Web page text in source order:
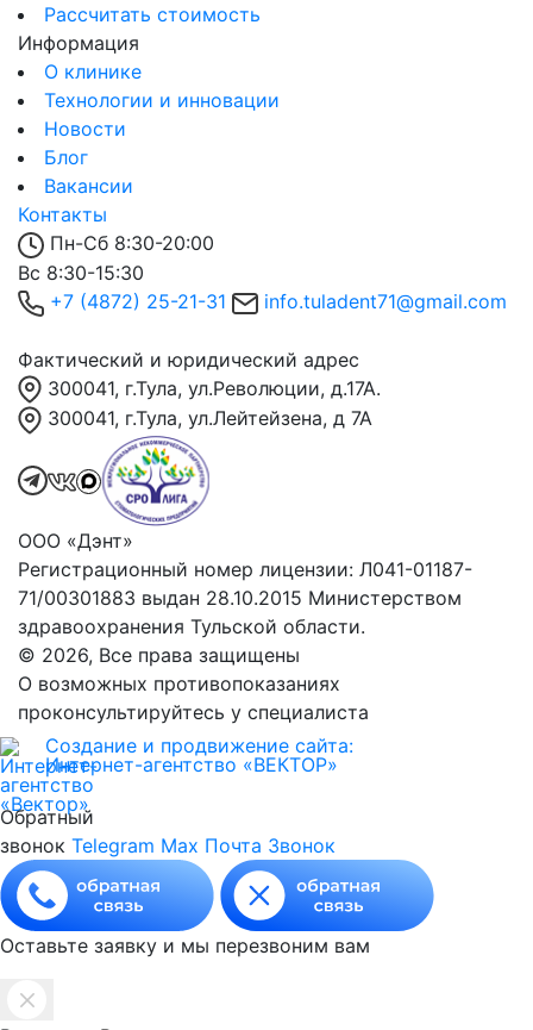
Рассчитать стоимость
Информация
О клинике
Технологии и инновации
Новости
Блог
Вакансии
Контакты
Пн-Сб 8:30-20:00
Вс 8:30-15:30
+7 (4872) 25-21-31
info.tuladent71@gmail.com
Фактический и юридический адрес
300041, г.Тула, ул.Революции, д.17А.
300041, г.Тула, ул.Лейтейзена, д 7А
ООО «Дэнт»
Регистрационный номер лицензии: Л041-01187-
71/00301883 выдан 28.10.2015 Министерством
здравоохранения Тульской области.
© 2026, Все права защищены
О возможных противопоказаниях
проконсультируйтесь у специалиста
Создание и продвижение сайта:
Интернет-агентство «ВЕКТОР»
Обратный
звонок Telegram Max Почта Звонок
Оставьте заявку и мы перезвоним вам